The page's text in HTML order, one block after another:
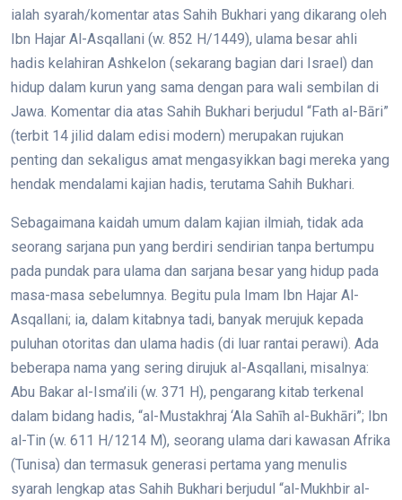
ialah syarah/komentar atas Sahih Bukhari yang dikarang oleh
Ibn Hajar Al-Asqallani (w. 852 H/1449), ulama besar ahli
hadis kelahiran Ashkelon (sekarang bagian dari Israel) dan
hidup dalam kurun yang sama dengan para wali sembilan di
Jawa. Komentar dia atas Sahih Bukhari berjudul “Fath al-Bāri”
(terbit 14 jilid dalam edisi modern) merupakan rujukan
penting dan sekaligus amat mengasyikkan bagi mereka yang
hendak mendalami kajian hadis, terutama Sahih Bukhari.
Sebagaimana kaidah umum dalam kajian ilmiah, tidak ada
seorang sarjana pun yang berdiri sendirian tanpa bertumpu
pada pundak para ulama dan sarjana besar yang hidup pada
masa-masa sebelumnya. Begitu pula Imam Ibn Hajar Al-
Asqallani; ia, dalam kitabnya tadi, banyak merujuk kepada
puluhan otoritas dan ulama hadis (di luar rantai perawi). Ada
beberapa nama yang sering dirujuk al-Asqallani, misalnya:
Abu Bakar al-Isma’ili (w. 371 H), pengarang kitab terkenal
dalam bidang hadis, “al-Mustakhraj ‘Ala Sahīh al-Bukhāri”; Ibn
al-Tin (w. 611 H/1214 M), seorang ulama dari kawasan Afrika
(Tunisa) dan termasuk generasi pertama yang menulis
syarah lengkap atas Sahih Bukhari berjudul “al-Mukhbir al-